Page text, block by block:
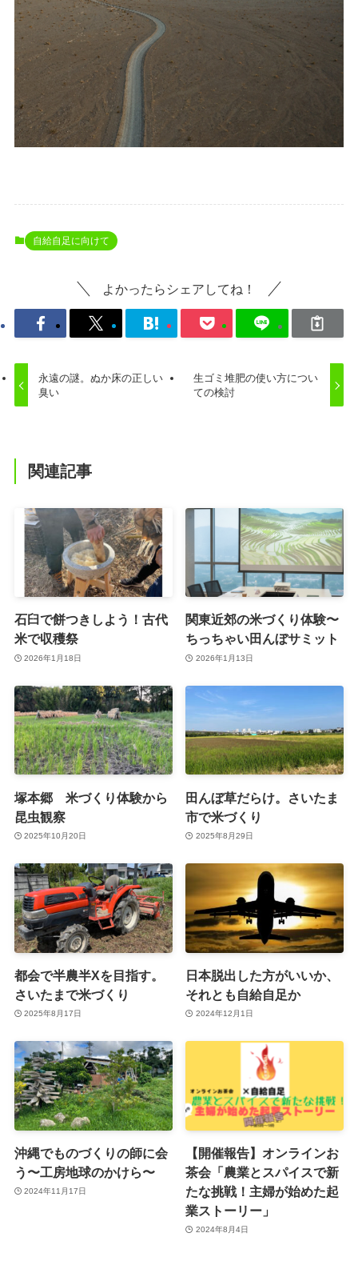
自給自足に向けて
よかったらシェアしてね！
永遠の謎。ぬか床の正しい
臭い
生ゴミ堆肥の使い方につい
ての検討
関連記事
石臼で餅つきしよう！古代
米で収穫祭
2026年1月18日
関東近郊の米づくり体験〜
ちっちゃい田んぼサミット
2026年1月13日
塚本郷 米づくり体験から
昆虫観察
2025年10月20日
田んぼ草だらけ。さいたま
市で米づくり
2025年8月29日
都会で半農半Xを目指す。
さいたまで米づくり
2025年8月17日
日本脱出した方がいいか、
それとも自給自足か
2024年12月1日
沖縄でものづくりの師に会
う〜工房地球のかけら〜
2024年11月17日
【開催報告】オンラインお
茶会「農業とスパイスで新
たな挑戦！主婦が始めた起
業ストーリー」
2024年8月4日